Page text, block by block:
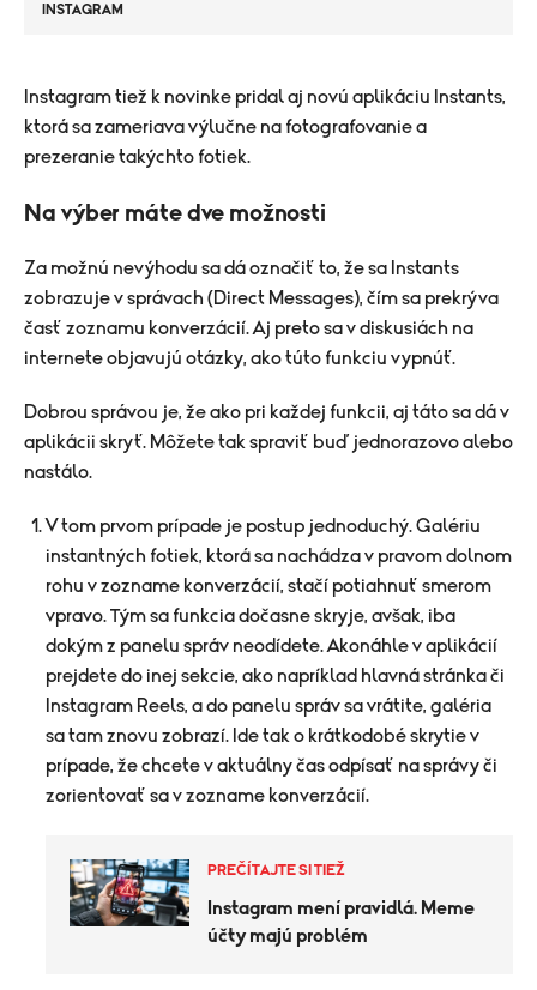
INSTAGRAM
Instagram tiež k novinke pridal aj novú aplikáciu Instants,
ktorá sa zameriava výlučne na fotografovanie a
prezeranie takýchto fotiek.
Na výber máte dve možnosti
Za možnú nevýhodu sa dá označiť to, že sa Instants
zobrazuje v správach (Direct Messages), čím sa prekrýva
časť zoznamu konverzácií. Aj preto sa v diskusiách na
internete objavujú otázky, ako túto funkciu vypnúť.
Dobrou správou je, že ako pri každej funkcii, aj táto sa dá v
aplikácii skryť. Môžete tak spraviť buď jednorazovo alebo
nastálo.
V tom prvom prípade je postup jednoduchý. Galériu
instantných fotiek, ktorá sa nachádza v pravom dolnom
rohu v zozname konverzácií, stačí potiahnuť smerom
vpravo. Tým sa funkcia dočasne skryje, avšak, iba
dokým z panelu správ neodídete. Akonáhle v aplikácií
prejdete do inej sekcie, ako napríklad hlavná stránka či
Instagram Reels, a do panelu správ sa vrátite, galéria
sa tam znovu zobrazí. Ide tak o krátkodobé skrytie v
prípade, že chcete v aktuálny čas odpísať na správy či
zorientovať sa v zozname konverzácií.
PREČÍTAJTE SI TIEŽ
Instagram mení pravidlá. Meme
účty majú problém